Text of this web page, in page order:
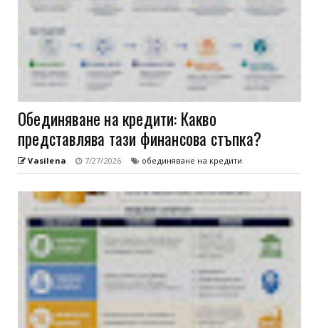
Обединяване на кредити: Какво
представлява тази финансова стъпка?
Vasilena 7/27/2026 обединяване на кредити